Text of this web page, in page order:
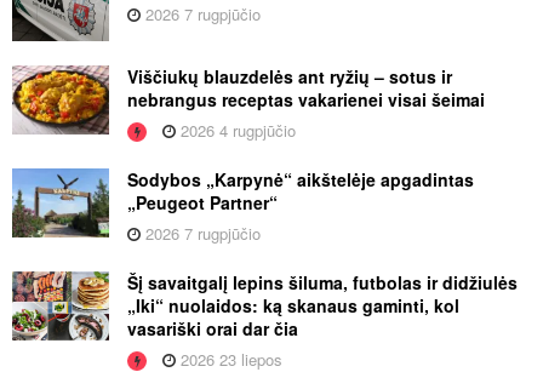
2026 7 rugpjūčio
Viščiukų blauzdelės ant ryžių – sotus ir
nebrangus receptas vakarienei visai šeimai
2026 4 rugpjūčio
Sodybos „Karpynė“ aikštelėje apgadintas
„Peugeot Partner“
2026 7 rugpjūčio
Šį savaitgalį lepins šiluma, futbolas ir didžiulės
„Iki“ nuolaidos: ką skanaus gaminti, kol
vasariški orai dar čia
2026 23 liepos